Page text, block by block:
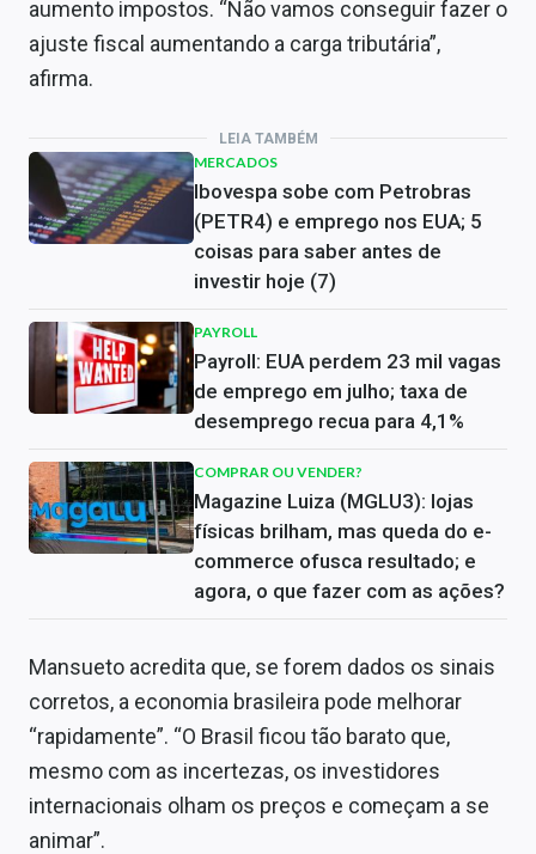
aumento impostos. “Não vamos conseguir fazer o
ajuste fiscal aumentando a carga tributária”,
afirma.
LEIA TAMBÉM
MERCADOS
Ibovespa sobe com Petrobras
(PETR4) e emprego nos EUA; 5
coisas para saber antes de
investir hoje (7)
PAYROLL
Payroll: EUA perdem 23 mil vagas
de emprego em julho; taxa de
desemprego recua para 4,1%
COMPRAR OU VENDER?
Magazine Luiza (MGLU3): lojas
físicas brilham, mas queda do e-
commerce ofusca resultado; e
agora, o que fazer com as ações?
Mansueto acredita que, se forem dados os sinais
corretos, a economia brasileira pode melhorar
“rapidamente”. “O Brasil ficou tão barato que,
mesmo com as incertezas, os investidores
internacionais olham os preços e começam a se
animar”.